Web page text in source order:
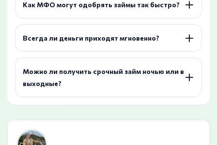
Как МФО могут одобрять займы так быстро?
Всегда ли деньги приходят мгновенно?
Можно ли получить срочный займ ночью или в
выходные?